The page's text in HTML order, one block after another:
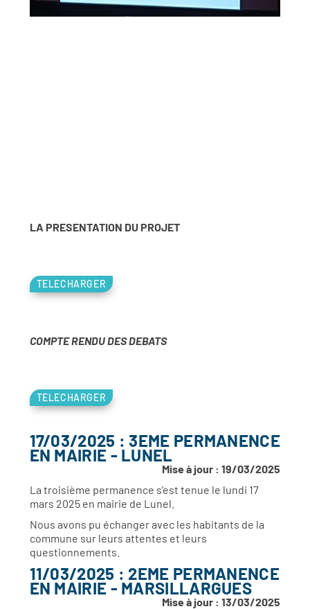
LA PRESENTATION DU PROJET
TELECHARGER
COMPTE RENDU DES DEBATS
TELECHARGER
17/03/2025 : 3EME PERMANENCE
EN MAIRIE - LUNEL
Mise à jour : 19/03/2025
La troisième permanence s’est tenue le lundi 17
mars 2025 en mairie de Lunel.
Nous avons pu échanger avec les habitants de la
commune sur leurs attentes et leurs
questionnements.
11/03/2025 : 2EME PERMANENCE
EN MAIRIE - MARSILLARGUES
Mise à jour : 13/03/2025